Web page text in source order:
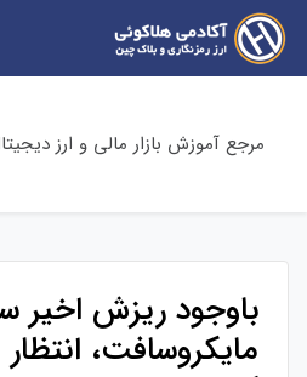
مرجع آموزش بازار مالی و ارز
باوجود ریزش اخیر
مایکروسافت،